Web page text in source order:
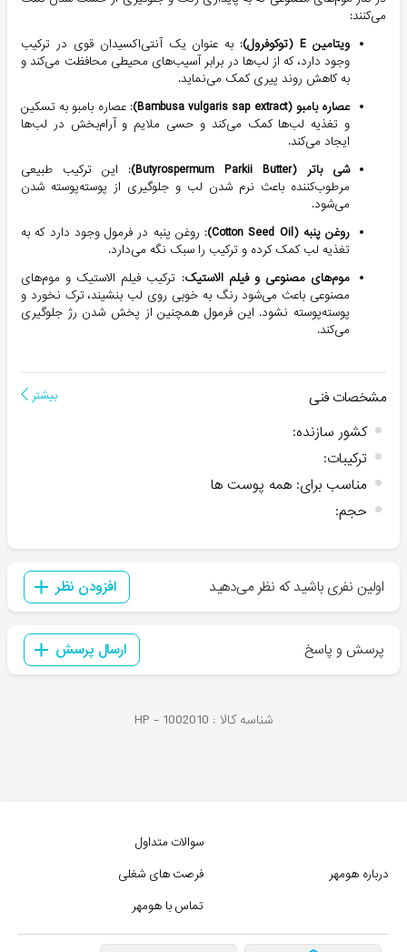
می‌کنند:
ویتامین E (توکوفرول)
: به عنوان یک آنتی‌اکسیدان قوی در ترکیب
وجود دارد، که از لب‌ها در برابر آسیب‌های محیطی محافظت می‌کند و
به کاهش روند پیری کمک می‌نماید.
عصاره بامبو (Bambusa vulgaris sap extract)
: عصاره بامبو به تسکین
و تغذیه لب‌ها کمک می‌کند و حسی ملایم و آرام‌بخش در لب‌ها
ایجاد می‌کند.
شی باتر (Butyrospermum Parkii Butter)
: این ترکیب طبیعی
مرطوب‌کننده باعث نرم شدن لب و جلوگیری از پوسته‌پوسته شدن
می‌شود.
روغن پنبه (Cotton Seed Oil)
: روغن پنبه در فرمول وجود دارد که به
تغذیه لب کمک کرده و ترکیب را سبک نگه می‌دارد.
موم‌های مصنوعی و فیلم الاستیک: ترکیب فیلم الاستیک و موم‌های
مصنوعی باعث می‌شود رنگ به خوبی روی لب بنشیند، ترک نخورد و
پوسته‌پوسته نشود. این فرمول همچنین از پخش شدن رژ جلوگیری
می‌کند.
مشخصات فنی بیشتر
کشور سازنده:
ترکیبات:
مناسب برای: همه پوست ها
حجم:
اولین نفری باشید که نظر می‌دهید افزودن نظر
پرسش و پاسخ ارسال پرسش
شناسه کالا : HP - 1002010
درباره هومهر
سوالات متداول
فرصت های شغلی
تماس با هومهر